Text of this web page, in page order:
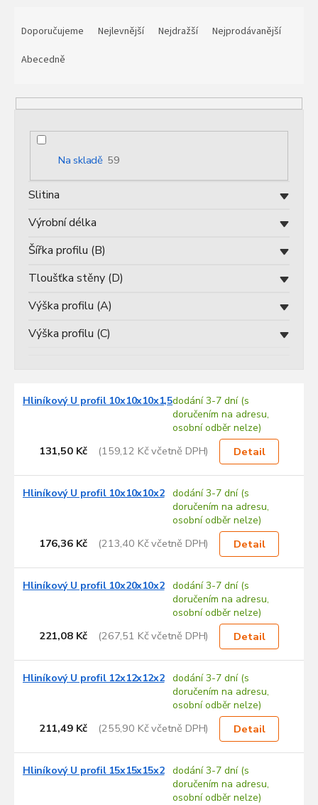
p
Doporučujeme Nejlevnější Nejdražší
Nejprodávanější
Abecedně
Na skladě 59
Slitina
Šířka profilu (B)
Tloušťka stěny (D)
Výrobní délka
Výška profilu (A)
Výška profilu (C)
Hliníkový U profil 10x10x10x1,5dodání 3-7 dní (s
doručením na adresu,
osobní odběr nelze)
131,50 Kč (159,12 Kč včetně DPH) Detail
Hliníkový U profil 10x10x10x2
dodání 3-7 dní (s
doručením na adresu,
osobní odběr nelze)
176,36 Kč (213,40 Kč včetně DPH) Detail
Hliníkový U profil 10x20x10x2
dodání 3-7 dní (s
doručením na adresu,
osobní odběr nelze)
221,08 Kč (267,51 Kč včetně DPH) Detail
Hliníkový U profil 12x12x12x2
dodání 3-7 dní (s
doručením na adresu,
osobní odběr nelze)
211,49 Kč (255,90 Kč včetně DPH) Detail
Hliníkový U profil 15x15x15x2
dodání 3-7 dní (s
doručením na adresu,
osobní odběr nelze)